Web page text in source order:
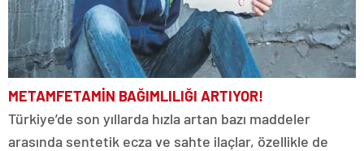
METAMFETAMİN BAĞIMLILIĞI ARTIYOR!
Türkiye’de son yıllarda hızla artan bazı maddeler
arasında sentetik ecza ve sahte ilaçlar, özellikle de